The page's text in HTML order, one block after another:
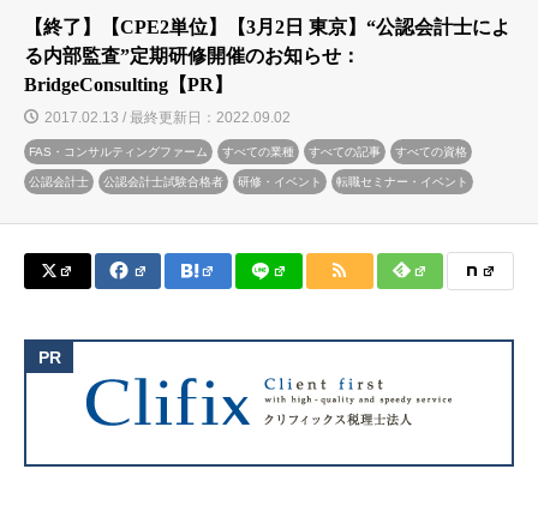
【終了】【CPE2単位】【3月2日 東京】“公認会計士によ
る内部監査”定期研修開催のお知らせ：
BridgeConsulting【PR】
2017.02.13 / 最終更新日：2022.09.02
FAS・コンサルティングファーム すべての業種 すべての記事 すべての資格
公認会計士 公認会計士試験合格者 研修・イベント 転職セミナー・イベント